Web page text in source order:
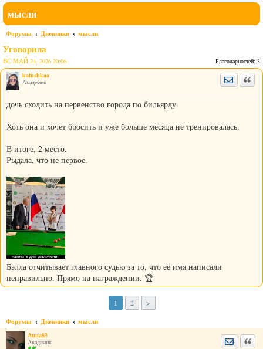
мысли
Форумы Дневники мысли
Уговорила
Благодарностей: 3
ВС МАЙ 24, 2026 20:06
katushkaa
Академик
дочь сходить на первенство города по бильярду.
Хоть она и хочет бросить и уже больше месяца не тренировалась.
В итоге, 2 место.
Рыдала, что не первое.
Бэлла отчитывает главного судью за то, что её имя написали
неправильно. Прямо на награждении. 🏆
1 2
>
Форумы
Дневники мысли
Анна83
Академик